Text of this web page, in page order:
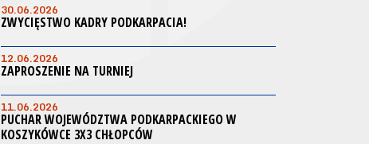
30.06.2026
ZWYCIĘSTWO KADRY PODKARPACIA!
12.06.2026
ZAPROSZENIE NA TURNIEJ
11.06.2026
PUCHAR WOJEWÓDZTWA PODKARPACKIEGO W
KOSZYKÓWCE 3X3 CHŁOPCÓW